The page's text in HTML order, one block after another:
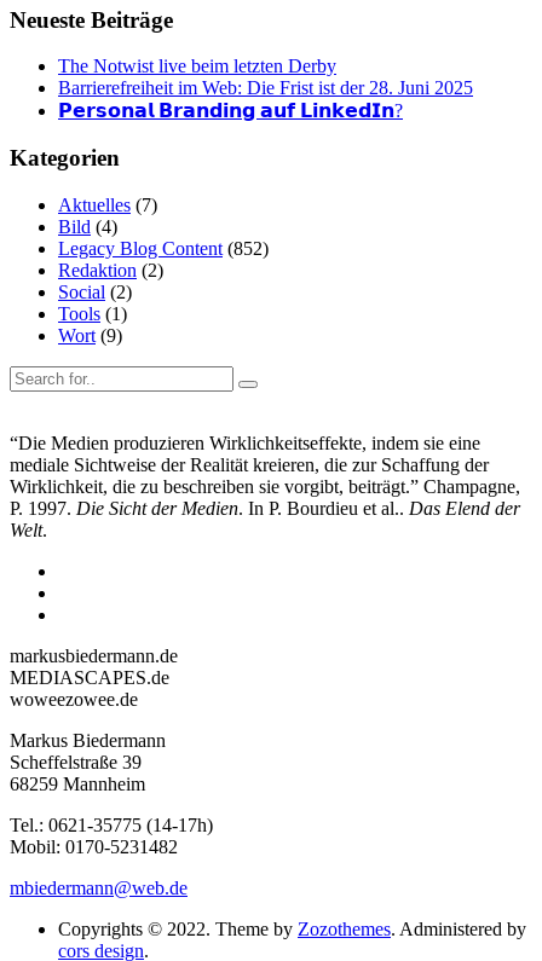
Neueste Beiträge
The Notwist live beim letzten Derby
Barrierefreiheit im Web: Die Frist ist der 28. Juni 2025
𝗣𝗲𝗿𝘀𝗼𝗻𝗮𝗹 𝗕𝗿𝗮𝗻𝗱𝗶𝗻𝗴 𝗮𝘂𝗳 𝗟𝗶𝗻𝗸𝗲𝗱𝗜𝗻?
Kategorien
Aktuelles (7)
Bild (4)
Legacy Blog Content (852)
Redaktion (2)
Social (2)
Tools (1)
Wort (9)
“Die Medien produzieren Wirklichkeitseffekte, indem sie eine
mediale Sichtweise der Realität kreieren, die zur Schaffung der
Wirklichkeit, die zu beschreiben sie vorgibt, beiträgt.” Champagne,
P. 1997. Die Sicht der Medien. In P. Bourdieu et al.. Das Elend der
Welt.
markusbiedermann.de
MEDIASCAPES.de
woweezowee.de
Markus Biedermann
Scheffelstraße 39
68259 Mannheim
Tel.: 0621-35775 (14-17h)
Mobil: 0170-5231482
mbiedermann@web.de
Copyrights © 2022. Theme by Zozothemes. Administered by
cors design.